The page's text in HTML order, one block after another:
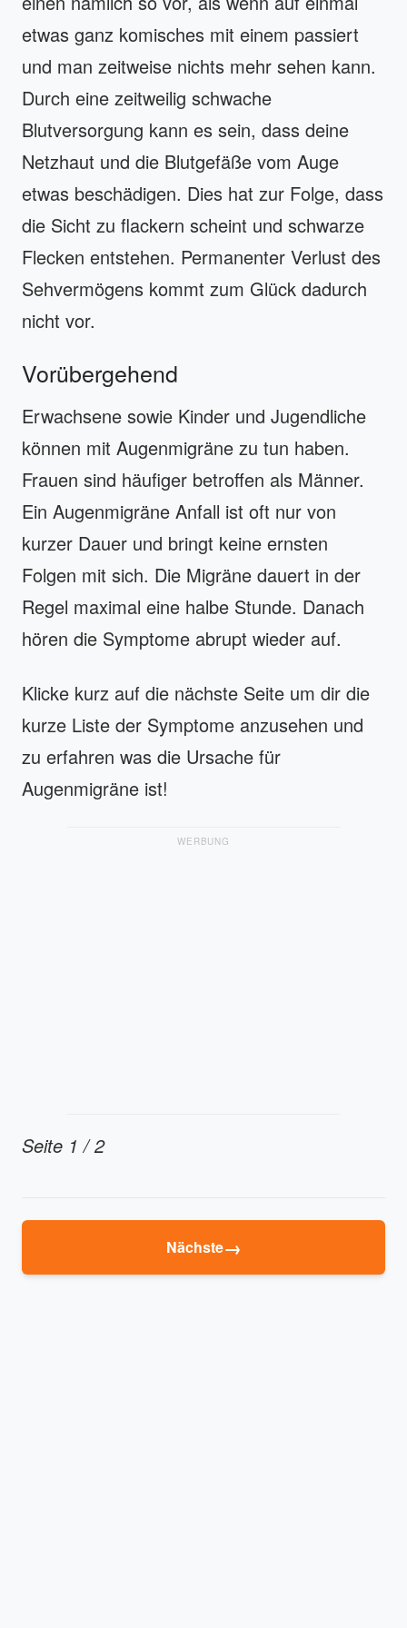
etwas ganz komisches mit einem passiert
und man zeitweise nichts mehr sehen kann.
Durch eine zeitweilig schwache
Blutversorgung kann es sein, dass deine
Netzhaut und die Blutgefäße vom Auge
etwas beschädigen. Dies hat zur Folge, dass
die Sicht zu flackern scheint und schwarze
Flecken entstehen. Permanenter Verlust des
Sehvermögens kommt zum Glück dadurch
nicht vor.
Vorübergehend
Erwachsene sowie Kinder und Jugendliche
können mit Augenmigräne zu tun haben.
Frauen sind häufiger betroffen als Männer.
Ein Augenmigräne Anfall ist oft nur von
kurzer Dauer und bringt keine ernsten
Folgen mit sich. Die Migräne dauert in der
Regel maximal eine halbe Stunde. Danach
hören die Symptome abrupt wieder auf.
Klicke kurz auf die nächste Seite um dir die
kurze Liste der Symptome anzusehen und
zu erfahren was die Ursache für
Augenmigräne ist!
WERBUNG
Seite 1 / 2
Nächste→